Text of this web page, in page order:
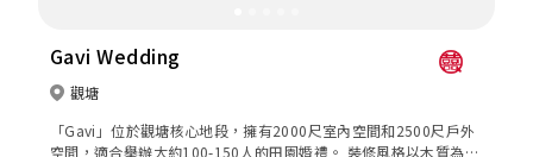
Gavi Wedding
觀塘
「Gavi」位於觀塘核心地段，擁有2000尺室內空間和2500尺戶外
空間，適合舉辦大約100-150人的田園婚禮。 裝修風格以木質為